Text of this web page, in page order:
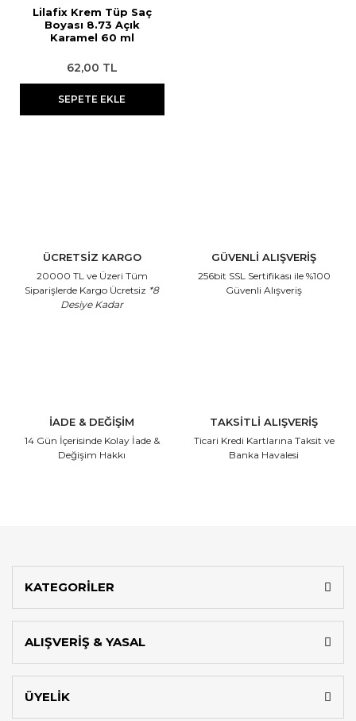
Lilafix Krem Tüp Saç
Boyası 8.73 Açık
Karamel 60 ml
62,00 TL
SEPETE EKLE
ÜCRETSİZ KARGO
20000 TL ve Üzeri Tüm
Siparişlerde Kargo Ücretsiz *8
Desiye Kadar
GÜVENLİ ALIŞVERİŞ
256bit SSL Sertifikası ile %100
Güvenli Alışveriş
İADE & DEĞİŞİM
14 Gün İçerisinde Kolay İade &
Değişim Hakkı
TAKSİTLİ ALIŞVERİŞ
Ticari Kredi Kartlarına Taksit ve
Banka Havalesi
KATEGORİLER
ALIŞVERİŞ & YASAL
ÜYELİK